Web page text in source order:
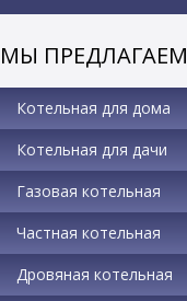
МЫ ПРЕДЛАГАЕМ
Котельная для дома
Котельная для дачи
Газовая котельная
Частная котельная
Дровяная котельная